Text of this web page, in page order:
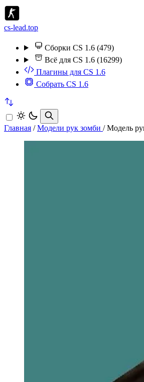
cs-lead.top
Сборки CS 1.6 (479)
Всё для CS 1.6 (16299)
Плагины для CS 1.6
Собрать CS 1.6
Главная / Модели рук зомби / Модель